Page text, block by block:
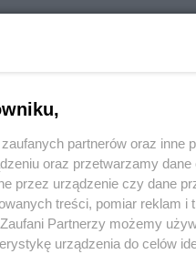
partnerów oraz
oraz przetwarzamy
przez urządzenie czy dane
treści, pomiar reklam i
Partnerzy możemy
urządzenia do celów